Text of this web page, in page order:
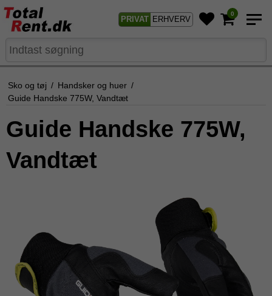
PRIVAT ERHVERV
0
Sko og tøj / Handsker og huer /
Guide Handske 775W, Vandtæt
Guide Handske 775W,
Vandtæt